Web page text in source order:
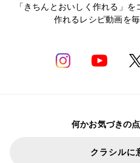
「きちんとおいしく作れる」
作れるレシピ動画を
何かお気づきの
クラシルに